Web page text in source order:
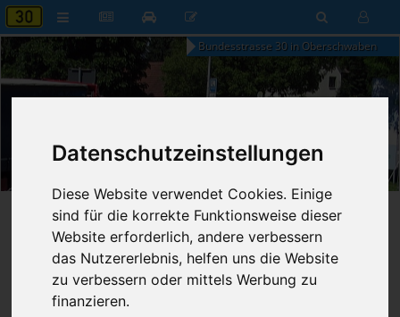
Datenschutzeinstellungen
Diese Website verwendet Cookies. Einige
sind für die korrekte Funktionsweise dieser
Website erforderlich, andere verbessern
das Nutzererlebnis, helfen uns die Website
zu verbessern oder mittels Werbung zu
finanzieren.
Bundesstrasse 30 in Oberschwaben
13:19
Startseite» B30 aktuell»Nachrichten
18.10.2025 - 02:30 Uhr
Franz Fischer
Nr. 9170
714